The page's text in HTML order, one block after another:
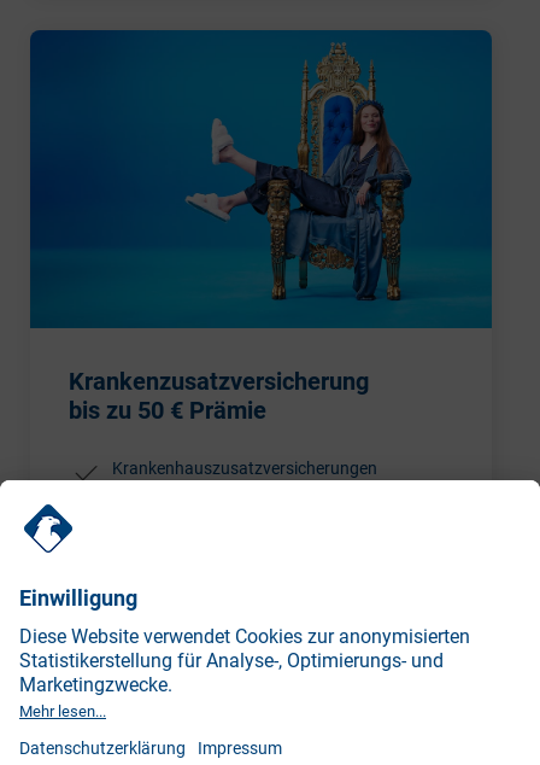
Krankenzusatzversicherung
bis zu 50 € Prämie
Krankenhauszusatzversicherungen